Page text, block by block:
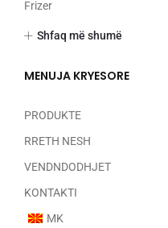
Frizer
Parfumë
Shfaq më shumë
MENUJA KRYESORE
PRODUKTE
RRETH NESH
VENDNDODHJET
KONTAKTI
MK